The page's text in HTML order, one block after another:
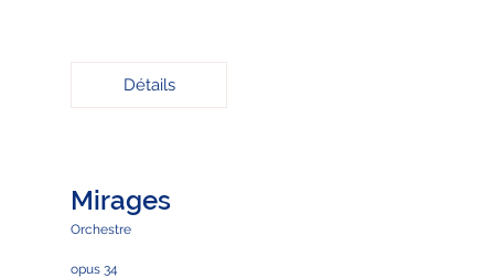
Détails
Mirages
Orchestre
opus 34